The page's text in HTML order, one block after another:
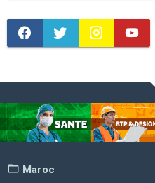
Maroc